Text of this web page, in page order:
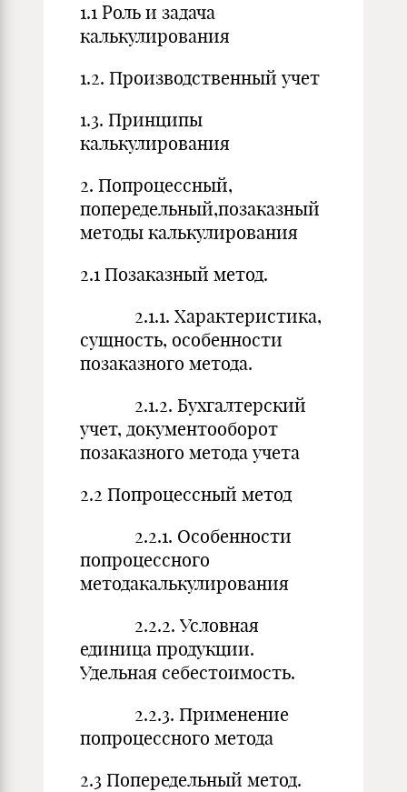
1.1 Роль и задача
калькулирования
1.2. Производственный учет
1.3. Принципы
калькулирования
2. Попроцессный,
попередельный,позаказный
методы калькулирования
2.1 Позаказный метод.
2.1.1. Характеристика,
сущность, особенности
позаказного метода.
2.1.2. Бухгалтерский
учет, документооборот
позаказного метода учета
2.2 Попроцессный метод
2.2.1. Особенности
попроцессного
методакалькулирования
2.2.2. Условная
единица продукции.
Удельная себестоимость.
2.2.3. Применение
попроцессного метода
2.3 Попередельный метод.